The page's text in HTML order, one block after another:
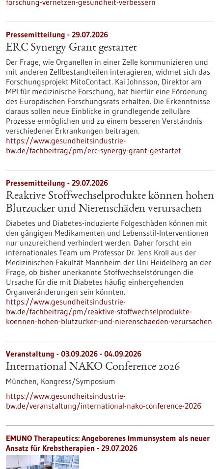
forschung-vernetzen-gesundheit-verbessern
Pressemitteilung - 29.07.2026
ERC Synergy Grant gestartet
Der Frage, wie Organellen in einer Zelle kommunizieren und
mit anderen Zellbestandteilen interagieren, widmet sich das
Forschungsprojekt MitoContact. Kai Johnsson, Direktor am
MPI für medizinische Forschung, hat hierfür eine Förderung
des Europäischen Forschungsrats erhalten. Die Erkenntnisse
daraus sollen neue Einblicke in grundlegende zelluläre
Prozesse ermöglichen und zu einem besseren Verständnis
verschiedener Erkrankungen beitragen.
https://www.gesundheitsindustrie-
bw.de/fachbeitrag/pm/erc-synergy-grant-gestartet
Pressemitteilung - 29.07.2026
Reaktive Stoffwechselprodukte können hohen
Blutzucker und Nierenschäden verursachen
Diabetes und Diabetes-induzierte Folgeschäden können mit
den gängigen Medikamenten und Lebensstil-Interventionen
nur unzureichend verhindert werden. Daher forscht ein
internationales Team um Professor Dr. Jens Kroll aus der
Medizinischen Fakultät Mannheim der Uni Heidelberg an der
Frage, ob bisher unerkannte Stoffwechselstörungen die
Ursache für die mit Diabetes häufig einhergehenden
Organveränderungen sein könnten.
https://www.gesundheitsindustrie-
bw.de/fachbeitrag/pm/reaktive-stoffwechselprodukte-
koennen-hohen-blutzucker-und-nierenschaeden-verursachen
Veranstaltung - 03.09.2026 - 04.09.2026
International NAKO Conference 2026
München, Kongress/Symposium
https://www.gesundheitsindustrie-
bw.de/veranstaltung/international-nako-conference-2026
EMUNO Therapeutics: Angeborenes Immunsystem als neuer
Ansatz für Krebstherapien - 29.07.2026